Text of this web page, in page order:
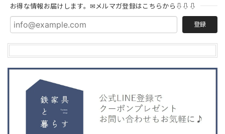
お得な情報お届けします。✉メルマガ登録はこちらから⇩⇩⇩
登録